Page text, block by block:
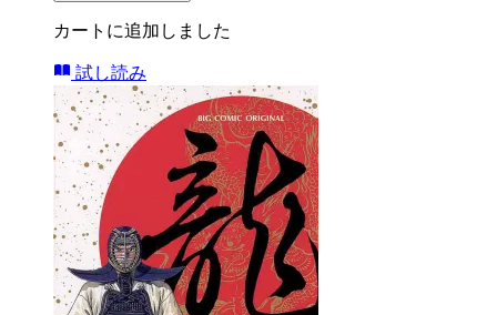
カートに追加しました
試し読み